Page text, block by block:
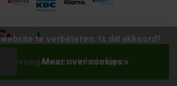
Toevoegen aan winkelwagen
te verbeteren. Is dat akkoord?
Meer over cookies »